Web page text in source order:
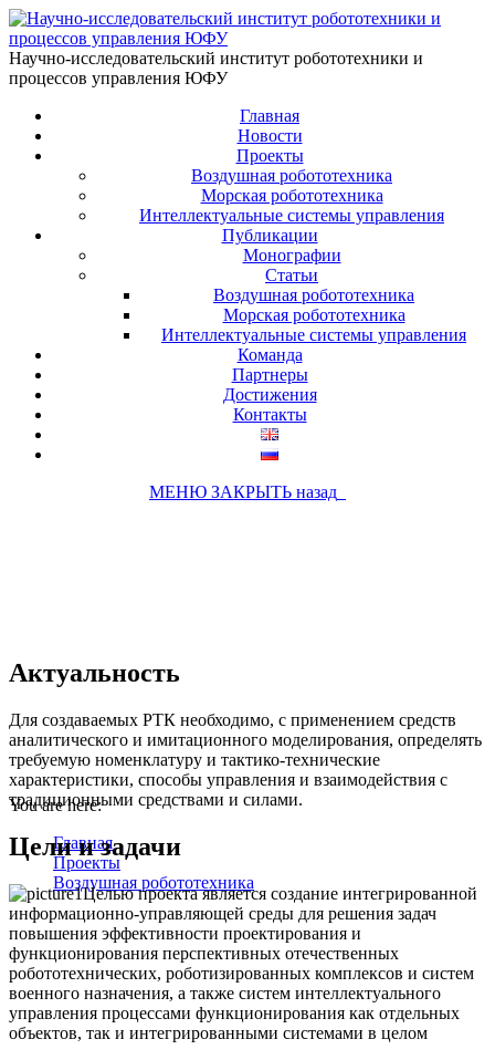
Научно-исследовательский институт робототехники и
процессов управления ЮФУ
Главная
Новости
Проекты
Воздушная робототехника
Морская робототехника
Интеллектуальные системы управления
Публикации
Монографии
Статьи
Воздушная робототехника
Морская робототехника
Интеллектуальные системы управления
Команда
Партнеры
Достижения
Контакты
МЕНЮ ЗАКРЫТЬ назад
применения
робототехнических
комплексов на базе БПЛА
You are here:
Главная
Проекты
Воздушная робототехника
Интегрированная среда моделирования и виртуальной
отработки применения робототехнических комплексов
на базе БПЛА
Актуальность
Для создаваемых РТК необходимо, с применением средств
аналитического и имитационного моделирования, определять
требуемую номенклатуру и тактико-технические
характеристики, способы управления и взаимодействия с
традиционными средствами и силами.
Цели и задачи
Целью проекта является создание интегрированной
информационно-управляющей среды для решения задач
повышения эффективности проектирования и
функционирования перспективных отечественных
робототехнических, роботизированных комплексов и систем
военного назначения, а также систем интеллектуального
управления процессами функционирования как отдельных
объектов, так и интегрированными системами в целом